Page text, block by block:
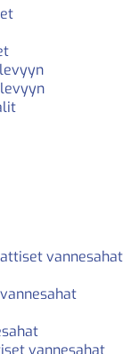
vannesahat
vannesahat
vannesahat